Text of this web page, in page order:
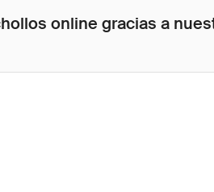
online gracias a